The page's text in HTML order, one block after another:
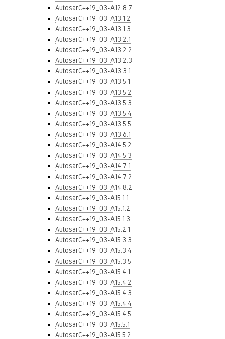
AutosarC++19_03-A12.8.7
AutosarC++19_03-A13.1.2
AutosarC++19_03-A13.1.3
AutosarC++19_03-A13.2.1
AutosarC++19_03-A13.2.2
AutosarC++19_03-A13.2.3
AutosarC++19_03-A13.3.1
AutosarC++19_03-A13.5.1
AutosarC++19_03-A13.5.2
AutosarC++19_03-A13.5.3
AutosarC++19_03-A13.5.4
AutosarC++19_03-A13.5.5
AutosarC++19_03-A13.6.1
AutosarC++19_03-A14.5.2
AutosarC++19_03-A14.5.3
AutosarC++19_03-A14.7.1
AutosarC++19_03-A14.7.2
AutosarC++19_03-A14.8.2
AutosarC++19_03-A15.1.1
AutosarC++19_03-A15.1.2
AutosarC++19_03-A15.1.3
AutosarC++19_03-A15.2.1
AutosarC++19_03-A15.3.3
AutosarC++19_03-A15.3.4
AutosarC++19_03-A15.3.5
AutosarC++19_03-A15.4.1
AutosarC++19_03-A15.4.2
AutosarC++19_03-A15.4.3
AutosarC++19_03-A15.4.4
AutosarC++19_03-A15.4.5
AutosarC++19_03-A15.5.1
AutosarC++19_03-A15.5.2